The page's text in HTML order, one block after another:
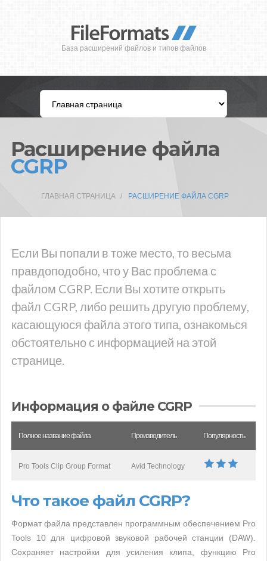
База расширений файлов и типов файлов
Расширение файла
CGRP
ГЛАВНАЯ СТРАНИЦА РАСШИРЕНИЕ ФАЙЛА CGRP
Если Вы попали в тоже место, то весьма
правдоподобно, что у Вас проблема с
файлом CGRP. Если Вы хотите открыть
файл CGRP, либо решить другую проблему,
касающуюся файла этого типа, ознакомься
обстоятельно с информацией на этой
странице.
Информация о файле CGRP
Полное название файла Производитель Популярность
Pro Tools Clip Group Format Avid Technology
Что такое файл CGRP?
Формат файла представлен программным обеспечением Pro
Tools 10 для цифровой звуковой рабочей станции (DAW).
Сохраняет настройки для усиления клипа, функцию Pro